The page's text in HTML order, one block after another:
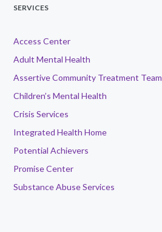
SERVICES
Access Center
Adult Mental Health
Assertive Community Treatment Team
Children’s Mental Health
Crisis Services
Integrated Health Home
Potential Achievers
Promise Center
Substance Abuse Services